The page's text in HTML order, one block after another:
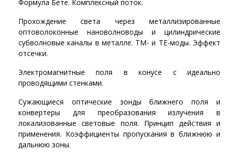
Формула Бете. Комплексный поток.
Прохождение света через металлизированные
оптоволоконные нановолноводы и цилиндрические
субволновые каналы в металле. ТМ- и ТЕ-моды. Эффект
отсечки.
Электромагнитные поля в конусе с идеально
проводящими стенками.
Сужающиеся оптические зонды ближнего поля и
конвертеры для преобразования излучения в
локализованные световые поля. Принцип действия и
применения. Коэффициенты пропускания в ближнюю и
дальнюю зоны.